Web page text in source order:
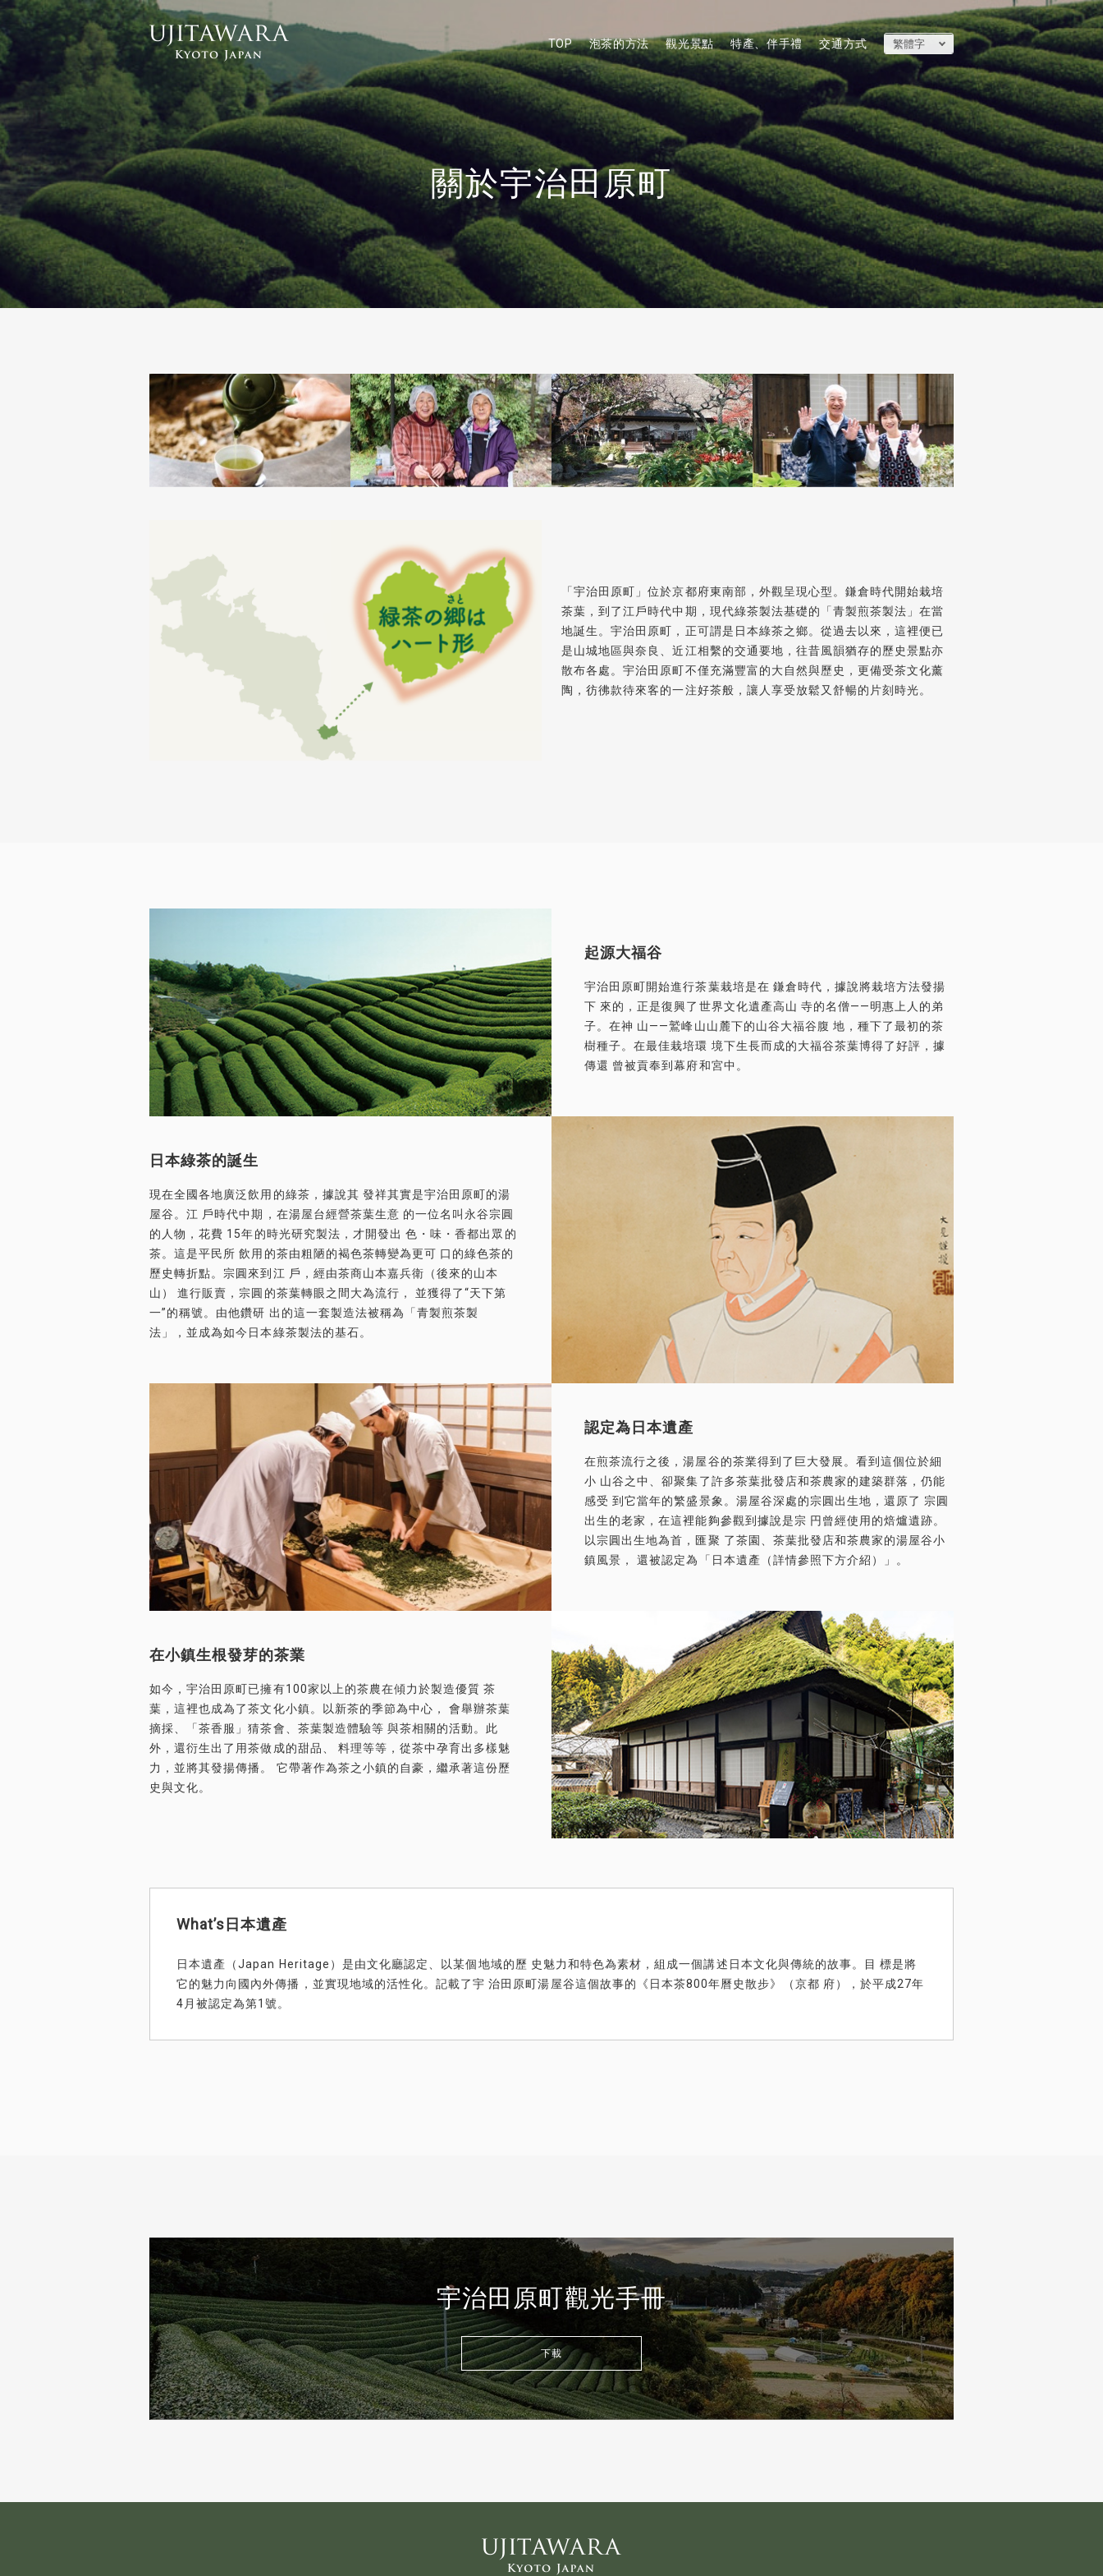
TOP 泡茶的方法 觀光景點 特產、伴手禮 交通方式
關於宇治田原町
「宇治田原町」位於京都府東南部，外觀呈現心型。鎌倉時代開始栽培
茶葉，到了江戶時代中期，現代綠茶製法基礎的「青製煎茶製法」在當
地誕生。宇治田原町，正可謂是日本綠茶之鄉。從過去以來，這裡便已
是山城地區與奈良、近江相繫的交通要地，往昔風韻猶存的歷史景點亦
散布各處。宇治田原町不僅充滿豐富的大自然與歷史，更備受茶文化薰
陶，彷彿款待來客的一注好茶般，讓人享受放鬆又舒暢的片刻時光。
起源大福谷
宇治田原町開始進行茶葉栽培是在 鎌倉時代，據說將栽培方法發揚
下 來的，正是復興了世界文化遺產高山 寺的名僧——明惠上人的弟
子。在神 山——鷲峰山山麓下的山谷大福谷腹 地，種下了最初的茶
樹種子。在最佳栽培環 境下生長而成的大福谷茶葉博得了好評，據
傳還 曾被貢奉到幕府和宮中。
日本綠茶的誕生
現在全國各地廣泛飲用的綠茶，據說其 發祥其實是宇治田原町的湯
屋谷。江 戶時代中期，在湯屋台經營茶葉生意 的一位名叫永谷宗圓
的人物，花費 15年的時光研究製法，才開發出 色・味・香都出眾的
茶。這是平民所 飲用的茶由粗陋的褐色茶轉變為更可 口的綠色茶的
歷史轉折點。宗圓來到江 戶，經由茶商山本嘉兵衛（後來的山本
山） 進行販賣，宗圓的茶葉轉眼之間大為流行， 並獲得了“天下第
一”的稱號。由他鑽研 出的這一套製造法被稱為「青製煎茶製
法」，並成為如今日本綠茶製法的基石。
認定為日本遺產
在煎茶流行之後，湯屋谷的茶業得到了巨大發展。看到這個位於細
小 山谷之中、卻聚集了許多茶葉批發店和茶農家的建築群落，仍能
感受 到它當年的繁盛景象。湯屋谷深處的宗圓出生地，還原了 宗圓
出生的老家，在這裡能夠參觀到據說是宗 円曾經使用的焙爐遺跡。
以宗圓出生地為首，匯聚 了茶園、茶葉批發店和茶農家的湯屋谷小
鎮風景， 還被認定為「日本遺產（詳情參照下方介紹）」。
在小鎮生根發芽的茶業
如今，宇治田原町已擁有100家以上的茶農在傾力於製造優質 茶
葉，這裡也成為了茶文化小鎮。以新茶的季節為中心， 會舉辦茶葉
摘採、「茶香服」猜茶會、茶葉製造體驗等 與茶相關的活動。此
外，還衍生出了用茶做成的甜品、 料理等等，從茶中孕育出多樣魅
力，並將其發揚傳播。 它帶著作為茶之小鎮的自豪，繼承著這份歷
史與文化。
What’s日本遺產
日本遺產（Japan Heritage）是由文化廳認定、以某個地域的歷 史魅力和特色為素材，組成一個講述日本文化與傳統的故事。目 標是將
它的魅力向國內外傳播，並實現地域的活性化。記載了宇 治田原町湯屋谷這個故事的《日本茶800年曆史散步》（京都 府），於平成27年
4月被認定為第1號。
宇治田原町觀光手冊
下載